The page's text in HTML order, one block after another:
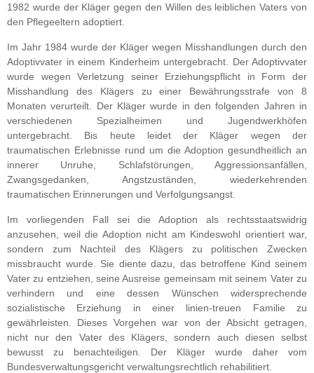
1982 wurde der Kläger gegen den Willen des leiblichen Vaters von
den Pflegeeltern adoptiert.
Im Jahr 1984 wurde der Kläger wegen Misshandlungen durch den
Adoptivvater in einem Kinderheim untergebracht. Der Adoptivvater
wurde wegen Verletzung seiner Erziehungspflicht in Form der
Misshandlung des Klägers zu einer Bewährungsstrafe von 8
Monaten verurteilt. Der Kläger wurde in den folgenden Jahren in
verschiedenen Spezialheimen und Jugendwerkhöfen
untergebracht. Bis heute leidet der Kläger wegen der
traumatischen Erlebnisse rund um die Adoption gesundheitlich an
innerer Unruhe, Schlafstörungen, Aggressionsanfällen,
Zwangsgedanken, Angstzuständen, wiederkehrenden
traumatischen Erinnerungen und Verfolgungsangst.
Im vorliegenden Fall sei die Adoption als rechtsstaatswidrig
anzusehen, weil die Adoption nicht am Kindeswohl orientiert war,
sondern zum Nachteil des Klägers zu politischen Zwecken
missbraucht wurde. Sie diente dazu, das betroffene Kind seinem
Vater zu entziehen, seine Ausreise gemeinsam mit seinem Vater zu
verhindern und eine dessen Wünschen widersprechende
sozialistische Erziehung in einer linien-treuen Familie zu
gewährleisten. Dieses Vorgehen war von der Absicht getragen,
nicht nur den Vater des Klägers, sondern auch diesen selbst
bewusst zu benachteiligen. Der Kläger wurde daher vom
Bundesverwaltungsgericht verwaltungsrechtlich rehabilitiert.